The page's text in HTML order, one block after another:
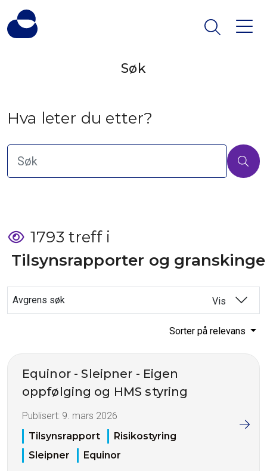
Søk
Hva leter du etter?
1793 treff i
Tilsynsrapporter og
Avgrens søk Vis
Sorter på relevans
Equinor - Sleipner - Eigen
oppfølging og HMS styring
Publisert: 9. mars 2026
Tilsynsrapport
Risikostyring
Sleipner
Equinor